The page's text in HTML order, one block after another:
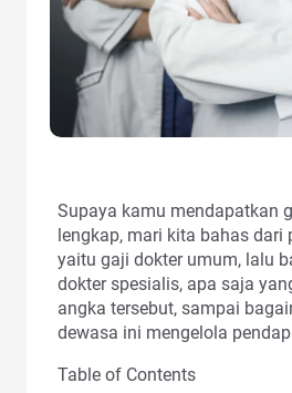
Supaya kamu mendapatkan
lengkap, mari kita bahas dari
yaitu gaji dokter umum, lalu
dokter spesialis, apa saja
angka tersebut, sampai
dewasa ini mengelola
Table of Contents